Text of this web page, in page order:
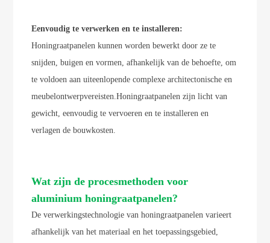
Eenvoudig te verwerken en te installeren:
Honingraatpanelen kunnen worden bewerkt door ze te
snijden, buigen en vormen, afhankelijk van de behoefte, om
te voldoen aan uiteenlopende complexe architectonische en
meubelontwerpvereisten.Honingraatpanelen zijn licht van
gewicht, eenvoudig te vervoeren en te installeren en
verlagen de bouwkosten.
Wat zijn de procesmethoden voor
aluminium honingraatpanelen?
De verwerkingstechnologie van honingraatpanelen varieert
afhankelijk van het materiaal en het toepassingsgebied,